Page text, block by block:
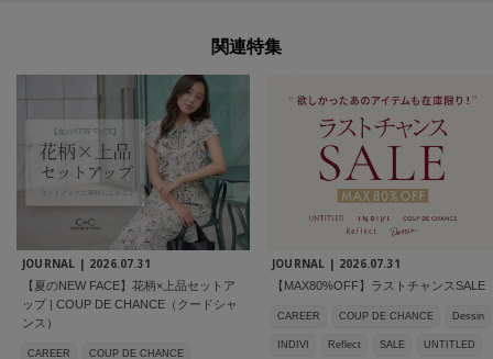
関連特集
JOURNAL | 2026.07.31
【夏のNEW FACE】花柄×上品セットア
ップ | COUP DE CHANCE（クードシャ
ンス）
CAREER COUP DE CHANCE
JOURNAL | 2026.07.31
【MAX80%OFF】ラストチャンスSALE
CAREER COUP DE CHANCE Dessin
INDIVI Reflect SALE UNTITLED